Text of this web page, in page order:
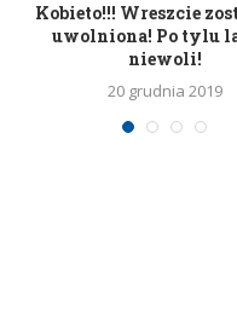
Kobieto!!! Wreszcie
uwolniona! Po tylu
niewoli!
20 grudnia 2019